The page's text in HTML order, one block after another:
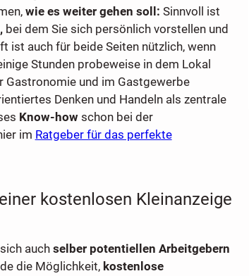
wie es weiter gehen soll: Sinnvoll ist
bei dem Sie sich persönlich vorstellen und
ist auch für beide Seiten nützlich, wenn
Stunden probeweise in dem Lokal
und im Gastgewerbe
Denken und Handeln als zentrale
Know-how schon bei der
im Ratgeber für das perfekte
kostenlosen Kleinanzeige
auchselber potentiellen Arbeitgebern
die Möglichkeit, kostenlose